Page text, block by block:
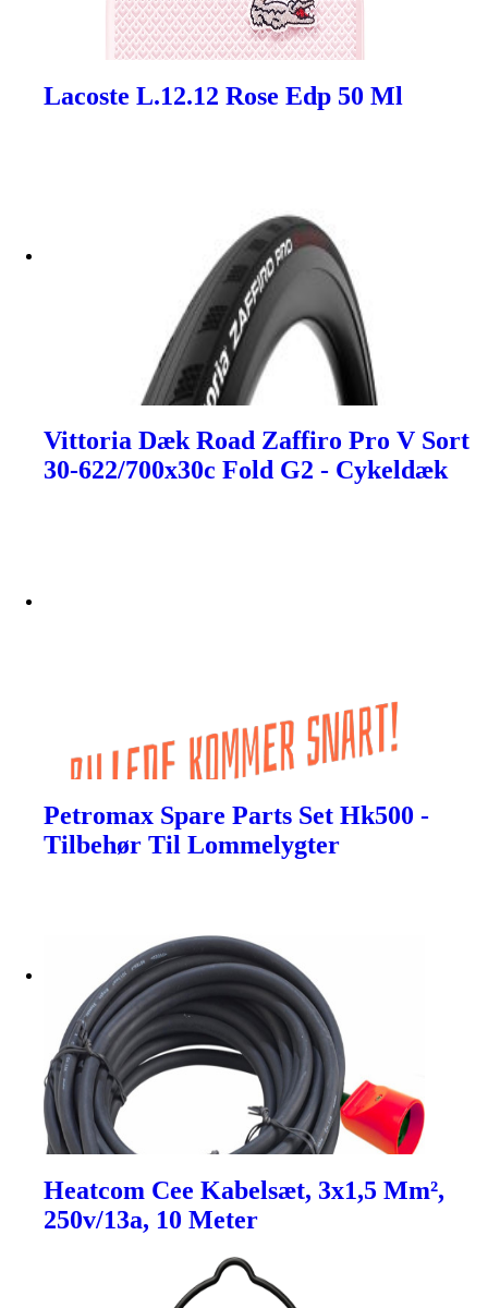
Lacoste L.12.12 Rose Edp 50 Ml
Vittoria Dæk Road Zaffiro Pro V Sort
30-622/700x30c Fold G2 - Cykeldæk
Petromax Spare Parts Set Hk500 -
Tilbehør Til Lommelygter
Heatcom Cee Kabelsæt, 3x1,5 Mm²,
250v/13a, 10 Meter